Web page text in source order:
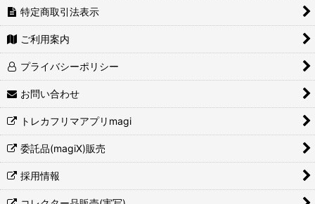
特定商取引法表示
ご利用案内
プライバシーポリシー
お問い合わせ
トレカフリマアプリmagi
委託品(magiX)販売
採用情報